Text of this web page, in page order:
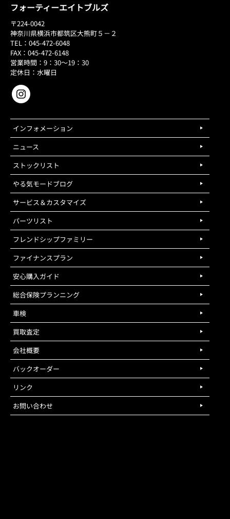
フォーティーエイトブルズ
〒224-0042
神奈川県横浜市都筑区大熊町５－２
TEL：045-472-6048
FAX：045-472-6148
営業時間：9：30～19：30
定休日：水曜日
インフォメーション
ニュース
ストックリスト
やる気モードブログ
サービス＆カスタマイズ
パーツリスト
フレンドシップファミリー
ファイナンスプラン
安心購入ガイド
総合保険プランニング
車検
買取査定
会社概要
バックオーダー
リンク
お問い合わせ